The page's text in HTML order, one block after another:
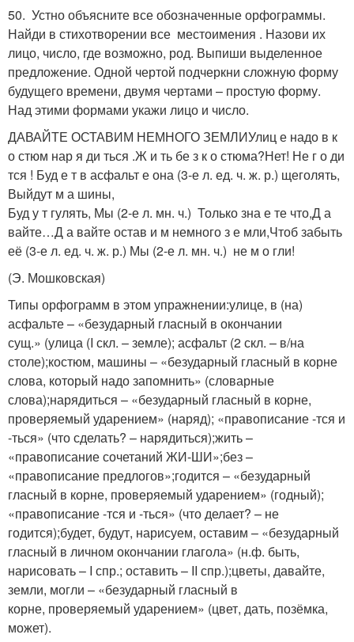
50. Устно объясните все обозначенные орфограммы.
Найди в стихотворении все местоимения . Назови их
лицо, число, где возможно, род. Выпиши выделенное
предложение. Одной чертой подчеркни сложную форму
будущего времени, двумя чертами – простую форму.
Над этими формами укажи лицо и число.
ДАВАЙТЕ ОСТАВИМ НЕМНОГО ЗЕМЛИУлиц е надо в к
о стюм нар я ди ться .Ж и ть бе з к о стюма?Нет! Не г о ди
тся ! Буд е т в асфальт е ᴏʜа (3-е л. ед. ч. ж. р.) щеголять,
Выйдут м а шины,
Буд у т гулять, Мы (2-е л. мн. ч.) Только зна е те что,Д а
вайте…Д а вайте остав и м немного з е мли,Чтоб забыть
её (3-е л. ед. ч. ж. р.) Мы (2-е л. мн. ч.) не м о гли!
(Э. Мошковская)
Типы орфограмм в этом упражнении:улице, в (на)
асфальте – «безударный гласный в окончании
сущ.» (улица (I скл. – земле); асфальт (2 скл. – в/на
столе);костюм, машины – «безударный гласный в корне
слова, который надо запомнить» (словарные
слова);нарядиться – «безударный гласный в корне,
проверяемый ударением» (наряд); «правописание -тся и
-ться» (что сделать? – нарядиться);жить –
«правописание сочетаний ЖИ-ШИ»;без –
«правописание предлогов»;годится – «безударный
гласный в корне, проверяемый ударением» (годный);
«правописание -тся и -ться» (что делает? – не
годится);будет, будут, нарисуем, оставим – «безударный
гласный в личном окончании глагола» (н.ф. быть,
нарисовать – I спр.; оставить – II спр.);цветы, давайте,
земли, могли – «безударный гласный в
корне, проверяемый ударением» (цвет, дать, позёмка,
может).